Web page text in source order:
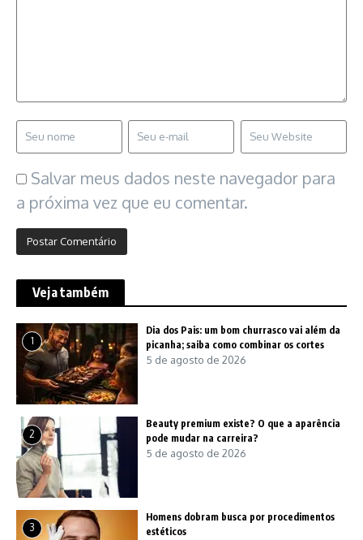
Salvar meus dados neste navegador para
a próxima vez que eu comentar.
Veja também
1
Dia dos Pais: um bom churrasco vai além da
picanha; saiba como combinar os cortes
5 de agosto de 2026
2
Beauty premium existe? O que a aparência
pode mudar na carreira?
5 de agosto de 2026
3
Homens dobram busca por procedimentos
estéticos